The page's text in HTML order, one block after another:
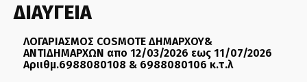
ΔΙΑΥΓΕΙΑ
ΛΟΓΑΡΙΑΣΜΟΣ COSMOTE ΔΗΜΑΡΧΟΥ&
ΑΝΤΙΔΗΜΑΡΧΩΝ απο 12/03/2026 εως 11/07/2026
Αριιθμ.6988080108 & 6988080106 κ.τ.λ